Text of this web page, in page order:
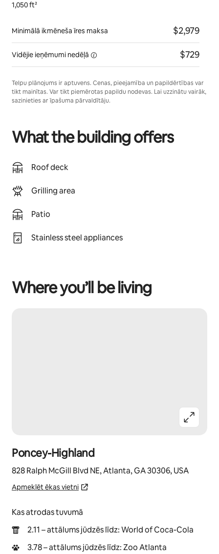
1,050 ft²
Minimālā ikmēneša īres maksa $2,979
Vidējie ieņēmumi nedēļā $729
Telpu plānojums ir aptuvens. Cenas, pieejamība un papildērtības var
tikt mainītas. Var tikt piemērotas papildu nodevas. Lai uzzinātu vairāk,
sazinieties ar īpašuma pārvaldītāju.
What the building offers
Roof deck
Grilling area
Patio
Stainless steel appliances
Where you’ll be living
Poncey-Highland
828 Ralph McGill Blvd NE, Atlanta, GA 30306, USA
Apmeklēt ēkas vietni
Kas atrodas tuvumā
2.11 – attālums jūdzēs līdz: World of Coca-Cola
3.78 – attālums jūdzēs līdz: Zoo Atlanta